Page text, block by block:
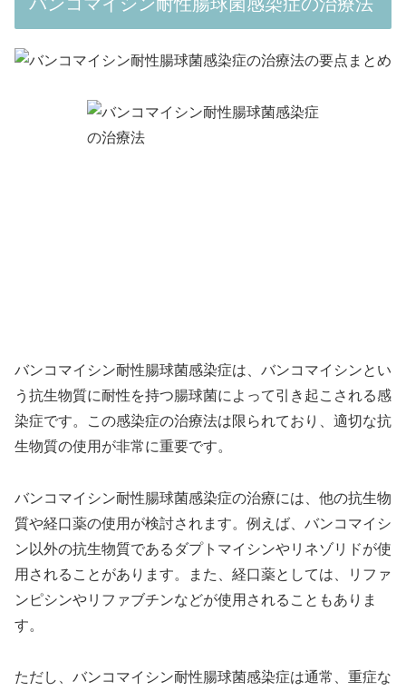
バンコマイシン耐性腸球菌感染症は、バンコマイシンとい
う抗生物質に耐性を持つ腸球菌によって引き起こされる感
染症です。この感染症の治療法は限られており、適切な抗
生物質の使用が非常に重要です。
バンコマイシン耐性腸球菌感染症の治療には、他の抗生物
質や経口薬の使用が検討されます。例えば、バンコマイシ
ン以外の抗生物質であるダプトマイシンやリネゾリドが使
用されることがあります。また、経口薬としては、リファ
ンピシンやリファブチンなどが使用されることもありま
す。
ただし、バンコマイシン耐性腸球菌感染症は通常、重症な